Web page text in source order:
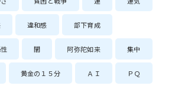
違和感 部下育成
闇 阿弥陀如来 集中
黄金の１５分 ＡＩ ＰＱ